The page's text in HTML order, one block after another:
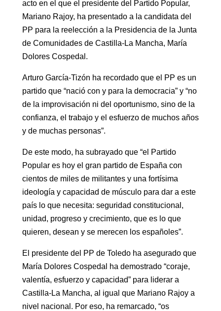
acto en el que el presidente del Partido Popular,
Mariano Rajoy, ha presentado a la candidata del
PP para la reelección a la Presidencia de la Junta
de Comunidades de Castilla-La Mancha, María
Dolores Cospedal.
Arturo García-Tizón ha recordado que el PP es un
partido que “nació con y para la democracia” y “no
de la improvisación ni del oportunismo, sino de la
confianza, el trabajo y el esfuerzo de muchos años
y de muchas personas”.
De este modo, ha subrayado que “el Partido
Popular es hoy el gran partido de España con
cientos de miles de militantes y una fortísima
ideología y capacidad de músculo para dar a este
país lo que necesita: seguridad constitucional,
unidad, progreso y crecimiento, que es lo que
quieren, desean y se merecen los españoles”.
El presidente del PP de Toledo ha asegurado que
María Dolores Cospedal ha demostrado “coraje,
valentía, esfuerzo y capacidad” para liderar a
Castilla-La Mancha, al igual que Mariano Rajoy a
nivel nacional. Por eso, ha remarcado, “os